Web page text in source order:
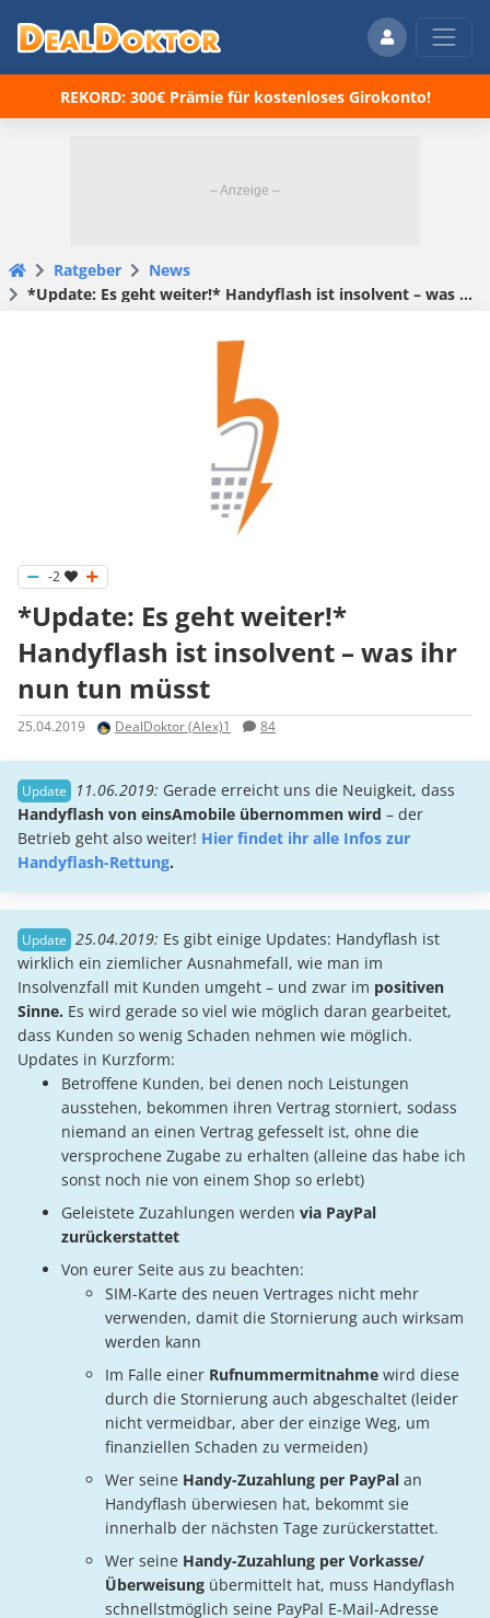
REKORD: 300€ Prämie für kostenloses Girokonto!
Ratgeber
News
*Update: Es geht weiter!* Handyflash ist insolvent – was ihr nun tun müsst
-2
*Update: Es geht weiter!*
Handyflash ist insolvent – was ihr
nun tun müsst
25.04.2019 DealDoktor (Alex)1 84
11.06.2019: Gerade erreicht uns die Neuigkeit, dass
Handyflash von einsAmobile übernommen wird – der
Betrieb geht also weiter! Hier findet ihr alle Infos zur
Handyflash-Rettung.
25.04.2019: Es gibt einige Updates: Handyflash ist
wirklich ein ziemlicher Ausnahmefall, wie man im
Insolvenzfall mit Kunden umgeht – und zwar im positiven
Sinne. Es wird gerade so viel wie möglich daran gearbeitet,
dass Kunden so wenig Schaden nehmen wie möglich.
Updates in Kurzform:
Betroffene Kunden, bei denen noch Leistungen
ausstehen, bekommen ihren Vertrag storniert, sodass
niemand an einen Vertrag gefesselt ist, ohne die
versprochene Zugabe zu erhalten (alleine das habe ich
sonst noch nie von einem Shop so erlebt)
Geleistete Zuzahlungen werden via PayPal
zurückerstattet
Von eurer Seite aus zu beachten:
SIM-Karte des neuen Vertrages nicht mehr
verwenden, damit die Stornierung auch wirksam
werden kann
Im Falle einer Rufnummermitnahme wird diese
durch die Stornierung auch abgeschaltet (leider
nicht vermeidbar, aber der einzige Weg, um
finanziellen Schaden zu vermeiden)
Wer seine Handy-Zuzahlung per PayPal an
Handyflash überwiesen hat, bekommt sie
innerhalb der nächsten Tage zurückerstattet.
Wer seine Handy-Zuzahlung per Vorkasse/
Überweisung übermittelt hat, muss Handyflash
schnellstmöglich seine PayPal E-Mail-Adresse